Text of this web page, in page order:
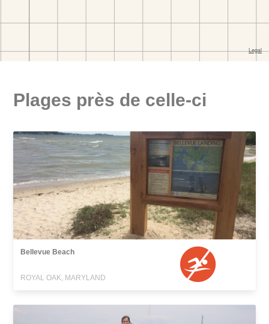
Plages près de celle-ci
Bellevue Beach
ROYAL OAK, MARYLAND